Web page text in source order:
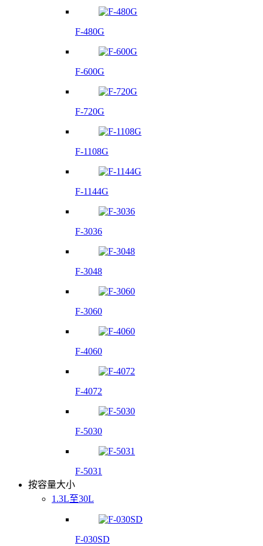
F-480G
F-600G
F-720G
F-1108G
F-1144G
F-3036
F-3048
F-3060
F-4060
F-4072
F-5030
F-5031
按容量大小
1.3L至30L
F-030SD